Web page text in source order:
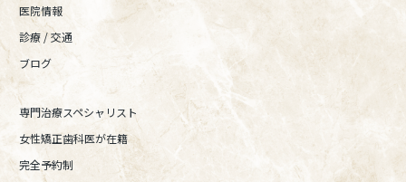
医院情報
診療 / 交通
ブログ
専門治療スペシャリスト
女性矯正歯科医が在籍
完全予約制